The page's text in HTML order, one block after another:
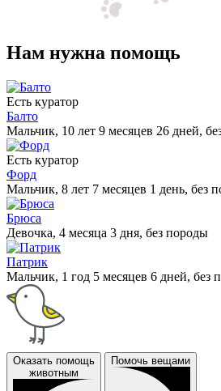
Нам нужна помощь
Есть куратор
Балто
Мальчик, 10 лет 9 месяцев 26 дней,
Есть куратор
Форд
Мальчик, 8 лет 7 месяцев 1 день, без
Брюса
Девочка, 4 месяца 3 дня, без породы
Патрик
Мальчик, 1 год 5 месяцев 6 дней, без
Оказать помощь
животным
Помочь вещами